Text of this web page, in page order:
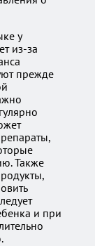
у
из-за
прежде
Также
и при